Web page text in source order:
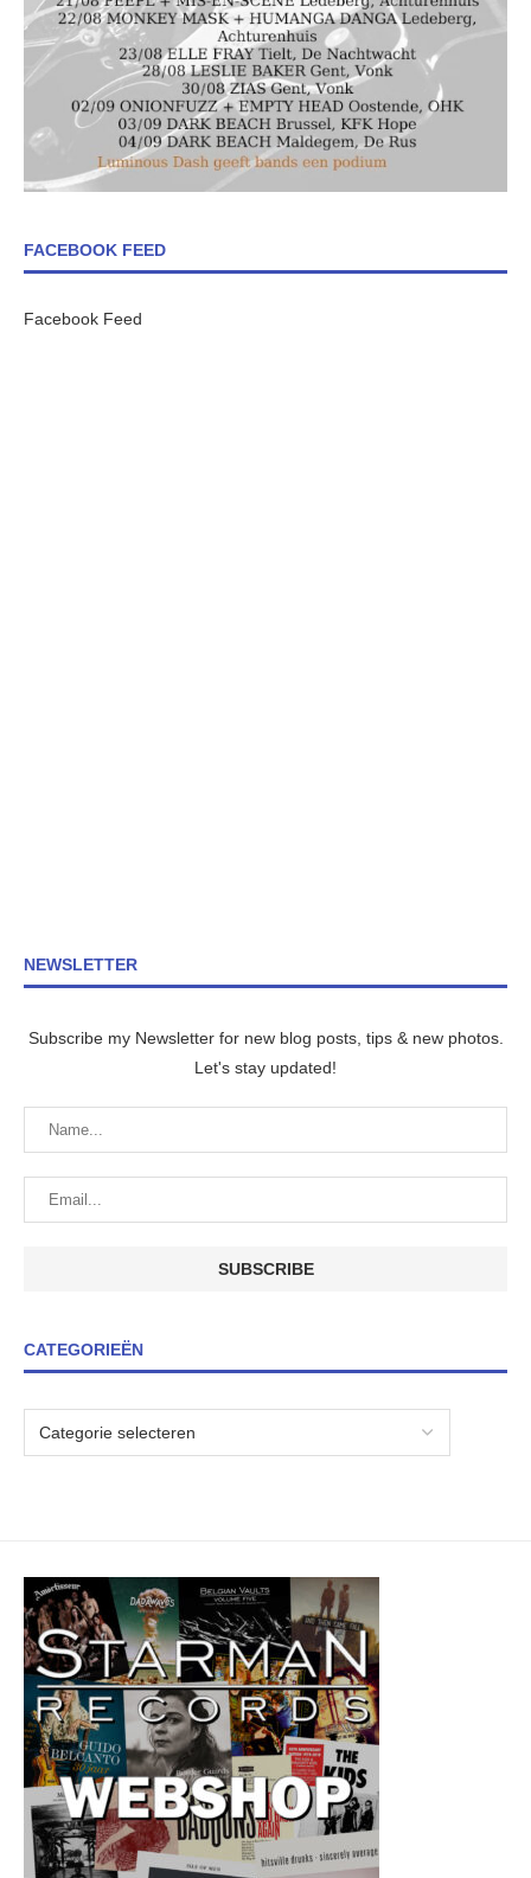
FACEBOOK FEED
Facebook Feed
NEWSLETTER
Subscribe my Newsletter for new blog posts, tips & new photos.
Let's stay updated!
CATEGORIEËN